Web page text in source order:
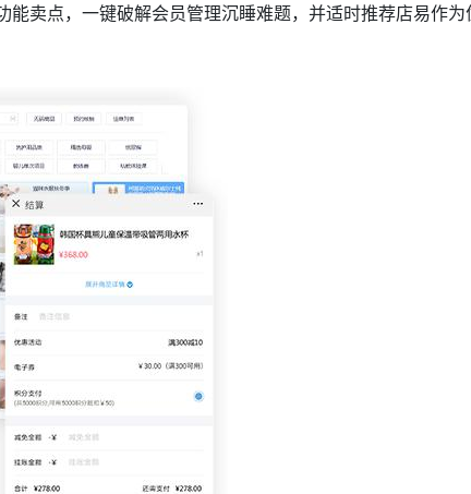
卖点，一键破解会员管理沉睡难题，并适时推荐店易作为